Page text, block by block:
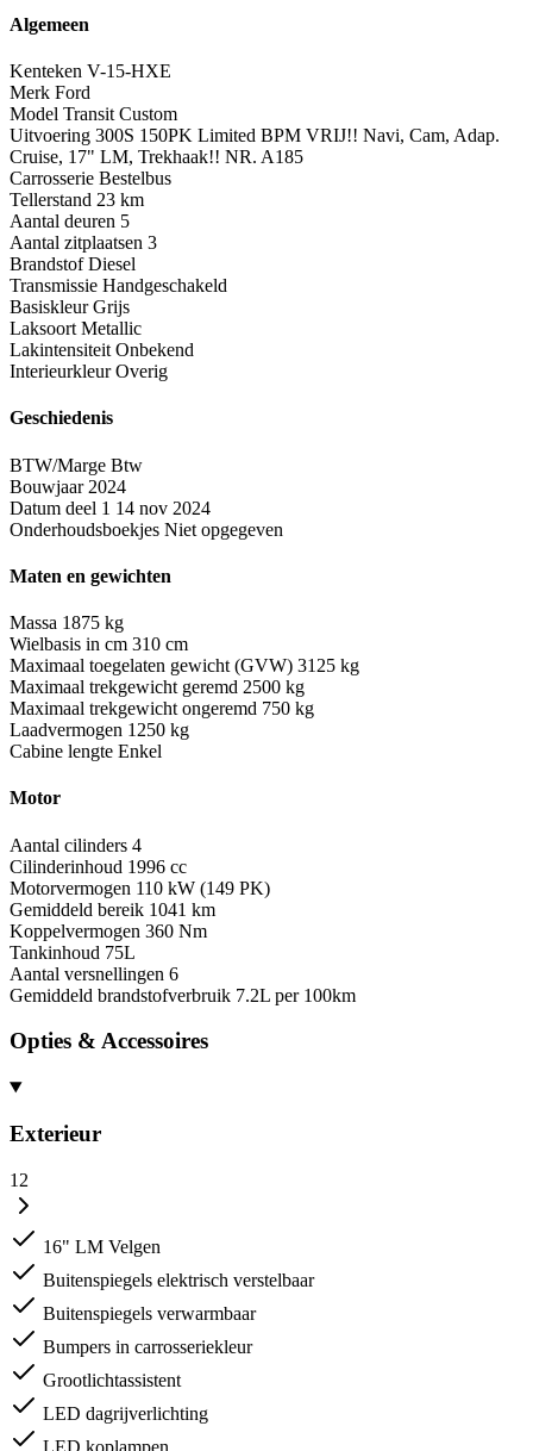
Algemeen
Kenteken V-15-HXE
Merk Ford
Model Transit Custom
Uitvoering 300S 150PK Limited BPM VRIJ!! Navi, Cam, Adap.
Cruise, 17" LM, Trekhaak!! NR. A185
Carrosserie Bestelbus
Tellerstand 23 km
Aantal deuren 5
Aantal zitplaatsen 3
Brandstof Diesel
Transmissie Handgeschakeld
Basiskleur Grijs
Laksoort Metallic
Lakintensiteit Onbekend
Interieurkleur Overig
Geschiedenis
BTW/Marge Btw
Bouwjaar 2024
Datum deel 1 14 nov 2024
Onderhoudsboekjes Niet opgegeven
Maten en gewichten
Massa 1875 kg
Wielbasis in cm 310 cm
Maximaal toegelaten gewicht (GVW) 3125 kg
Maximaal trekgewicht geremd 2500 kg
Maximaal trekgewicht ongeremd 750 kg
Laadvermogen 1250 kg
Cabine lengte Enkel
Motor
Aantal cilinders 4
Cilinderinhoud 1996 cc
Motorvermogen 110 kW (149 PK)
Gemiddeld bereik 1041 km
Koppelvermogen 360 Nm
Tankinhoud 75L
Aantal versnellingen 6
Gemiddeld brandstofverbruik 7.2L per 100km
Opties & Accessoires
Exterieur
12
16" LM Velgen
Buitenspiegels elektrisch verstelbaar
Buitenspiegels verwarmbaar
Bumpers in carrosseriekleur
Grootlichtassistent
LED dagrijverlichting
LED koplampen